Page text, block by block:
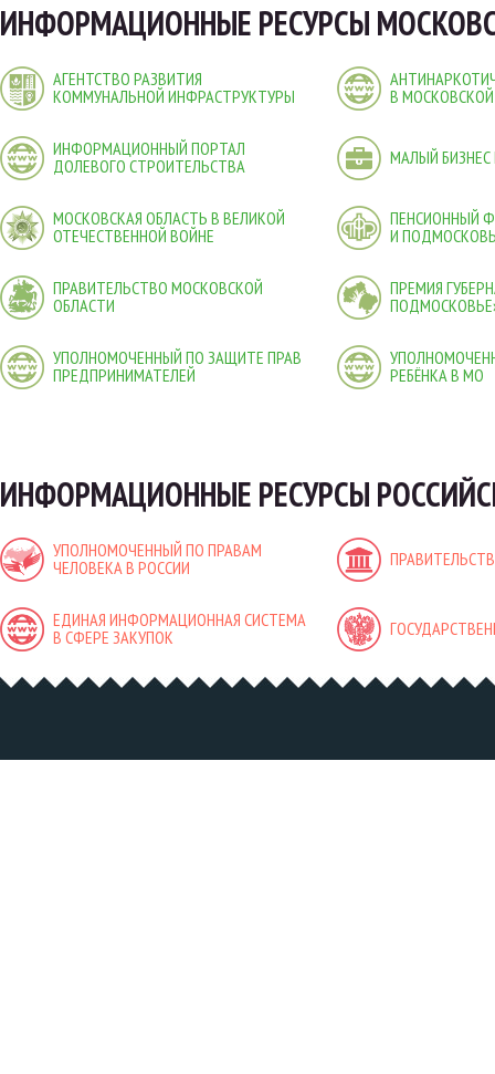
ИНФОРМАЦИОННЫЕ РЕСУРСЫ
АГЕНТСТВО РАЗВИТИЯ
КОММУНАЛЬНОЙ ИНФРАСТРУКТУРЫ
В
ИНФОРМАЦИОННЫЙ ПОРТАЛ
ДОЛЕВОГО СТРОИТЕЛЬСТВА
МАЛЫЙ
МОСКОВСКАЯ ОБЛАСТЬ В ВЕЛИКОЙ
ОТЕЧЕСТВЕННОЙ ВОЙНЕ
ПЕНСИОННЫЙ
И
ПРАВИТЕЛЬСТВО МОСКОВСКОЙ
ОБЛАСТИ
ПРЕМИЯ
УПОЛНОМОЧЕННЫЙ ПО ЗАЩИТЕ ПРАВ
ПРЕДПРИНИМАТЕЛЕЙ
РЕБЁНКА В МО
ИНФОРМАЦИОННЫЕ РЕСУРСЫ
УПОЛНОМОЧЕННЫЙ ПО ПРАВАМ
ЧЕЛОВЕКА В РОССИИ
ЕДИНАЯ ИНФОРМАЦИОННАЯ СИСТЕМА
В СФЕРЕ ЗАКУПОК